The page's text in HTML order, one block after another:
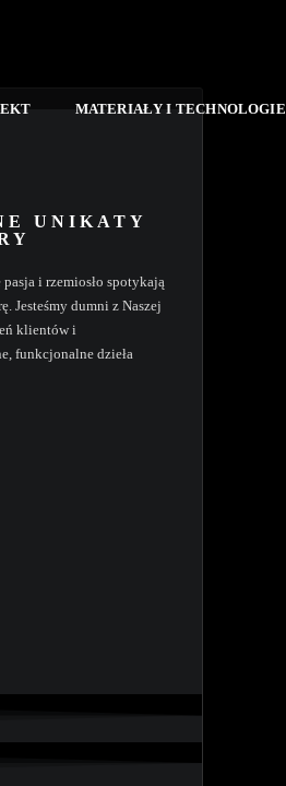
MATERIAŁY I TECHNOLOGIE
UNIKATY
i rzemiosło spotykają
Jesteśmy dumni z Naszej
klientów i
funkcjonalne dzieła